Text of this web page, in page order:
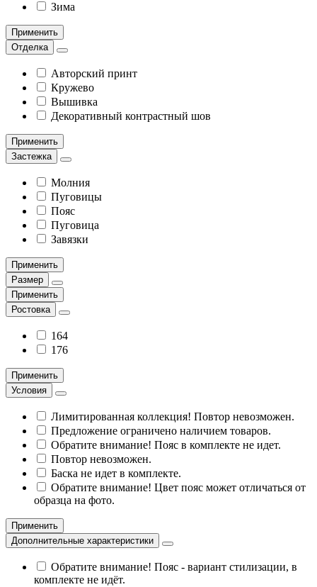
Зима
Применить
Отделка
Авторский принт
Кружево
Вышивка
Декоративный контрастный шов
Применить
Застежка
Молния
Пуговицы
Пояс
Пуговица
Завязки
Применить
Размер
Применить
Ростовка
164
176
Применить
Условия
Лимитированная коллекция! Повтор невозможен.
Предложение ограничено наличием товаров.
Обратите внимание! Пояс в комплекте не идет.
Повтор невозможен.
Баска не идет в комплекте.
Обратите внимание! Цвет пояс может отличаться от
образца на фото.
Применить
Дополнительные характеристики
Обратите внимание! Пояс - вариант стилизации, в
комплекте не идёт.